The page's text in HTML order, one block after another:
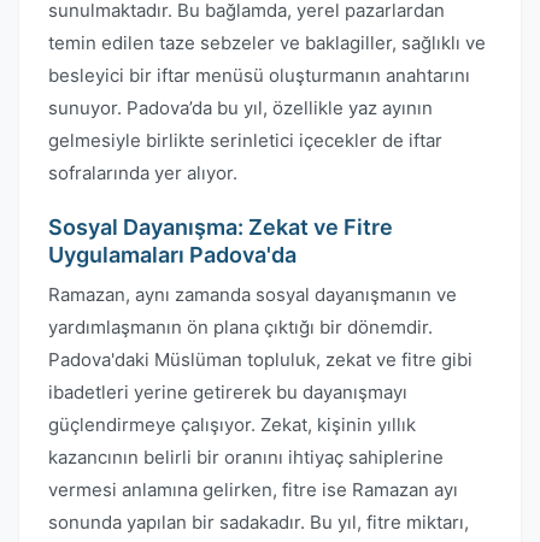
sunulmaktadır. Bu bağlamda, yerel pazarlardan
temin edilen taze sebzeler ve baklagiller, sağlıklı ve
besleyici bir iftar menüsü oluşturmanın anahtarını
sunuyor. Padova’da bu yıl, özellikle yaz ayının
gelmesiyle birlikte serinletici içecekler de iftar
sofralarında yer alıyor.
Sosyal Dayanışma: Zekat ve Fitre
Uygulamaları Padova'da
Ramazan, aynı zamanda sosyal dayanışmanın ve
yardımlaşmanın ön plana çıktığı bir dönemdir.
Padova'daki Müslüman topluluk, zekat ve fitre gibi
ibadetleri yerine getirerek bu dayanışmayı
güçlendirmeye çalışıyor. Zekat, kişinin yıllık
kazancının belirli bir oranını ihtiyaç sahiplerine
vermesi anlamına gelirken, fitre ise Ramazan ayı
sonunda yapılan bir sadakadır. Bu yıl, fitre miktarı,